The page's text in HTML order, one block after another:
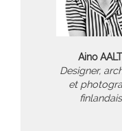
Aino
Designer,
et